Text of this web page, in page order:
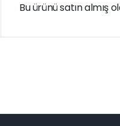
Bu ürünü satın almış